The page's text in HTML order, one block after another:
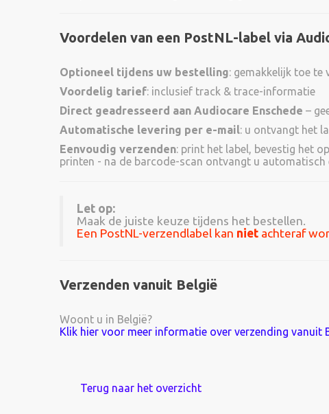
Voordelen van een PostNL-label via
Optioneel tijdens uw bestelling: gemakkelijk toe te
Voordelig tarief: inclusief track & trace-informatie
Direct geadresseerd aan Audiocare Enschede –
Automatische levering per e-mail: u ontvangt het
Eenvoudig verzenden: print het label, bevestig het
printen - na de barcode-scan ontvangt u automatisch
Let op:
Maak de juiste keuze tijdens het bestellen.
Een PostNL-verzendlabel kan niet achteraf
Verzenden vanuit België
Woont u in België?
Klik hier voor meer informatie over verzending vanuit
Terug naar het overzicht